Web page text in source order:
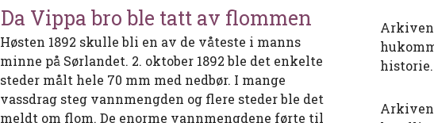
Da Vippa bro ble tatt av flommen
Høsten 1892 skulle bli en av de våteste i manns
minne på Sørlandet. 2. oktober 1892 ble det enkelte
steder målt hele 70 mm med nedbør. I mange
vassdrag steg vannmengden og flere steder ble det
meldt om flom. De enorme vannmengdene førte til
historie.